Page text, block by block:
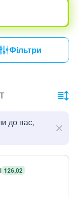
Фільтри
до вас,
126,02